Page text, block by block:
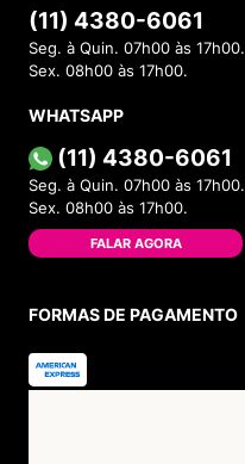
(11) 4380-6061
Seg. à Quin. 07h00 às 17h00.
Sex. 08h00 às 17h00.
WHATSAPP
(11) 4380-6061
Seg. à Quin. 07h00 às 17h00.
Sex. 08h00 às 17h00.
FALAR AGORA
FORMAS DE PAGAMENTO